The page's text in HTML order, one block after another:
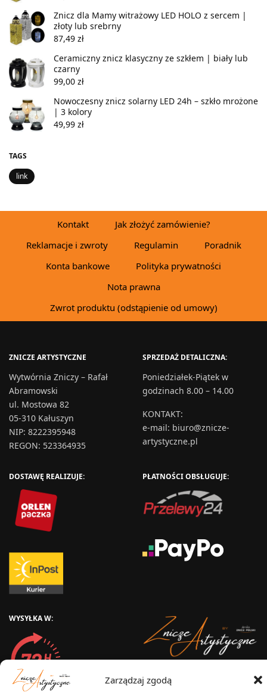
Zarządzaj zgodą
Znicz dla Mamy witrażowy LED HOLO z sercem |
złoty lub srebrny
87,49 zł
Ceramiczny znicz klasyczny ze szkłem | biały lub
czarny
99,00 zł
Nowoczesny znicz solarny LED 24h – szkło mrożone
| 3 kolory
49,99 zł
TAGS
link
Kontakt
Jak złożyć zamówienie?
Reklamacje i zwroty
Regulamin
Poradnik
Konta bankowe
Polityka prywatności
Nota prawna
Zwrot produktu (odstąpienie od umowy)
ZNICZE ARTYSTYCZNE
Wytwórnia Zniczy – Rafał
Abramowski
ul. Mostowa 82
05-310 Kałuszyn
NIP: 8222395948
REGON: 523364935
SPRZEDAŻ DETALICZNA:
Poniedziałek-Piątek w
godzinach 8.00 – 14.00
KONTAKT:
e-mail: biuro@znicze-
artystyczne.pl
DOSTAWĘ REALIZUJE: PŁATNOŚCI OBSŁUGUJE:
WYSYŁKA W:
2025 © Znicz Polski -
Wytwórnia Zniczy